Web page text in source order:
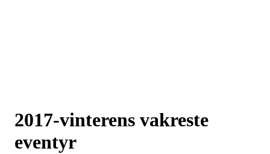
2017-vinterens vakreste
eventyr